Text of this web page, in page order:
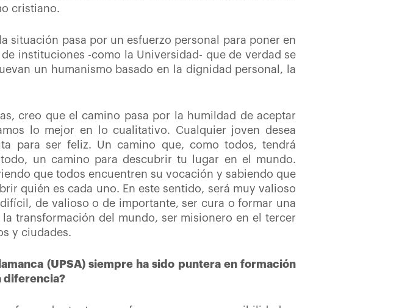
cristiano.
situación pasa por un esfuerzo personal para poner en
instituciones -como la Universidad- que de verdad se
un humanismo basado en la dignidad personal, la
creo que el camino pasa por la humildad de aceptar
lo mejor en lo cualitativo. Cualquier joven desea
para ser feliz. Un camino que, como todos, tendrá
un camino para descubrir tu lugar en el mundo.
que todos encuentren su vocación y sabiendo que
quién es cada uno. En este sentido, será muy valioso
de valioso o de importante, ser cura o formar una
transformación del mundo, ser misionero en el tercer
y ciudades.
(UPSA) siempre ha sido puntera en formación
diferencia?